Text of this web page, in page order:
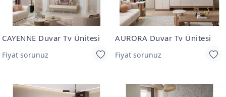
CAYENNE Duvar Tv Ünitesi
Fiyat sorunuz
AURORA Duvar Tv Ünitesi
Fiyat sorunuz